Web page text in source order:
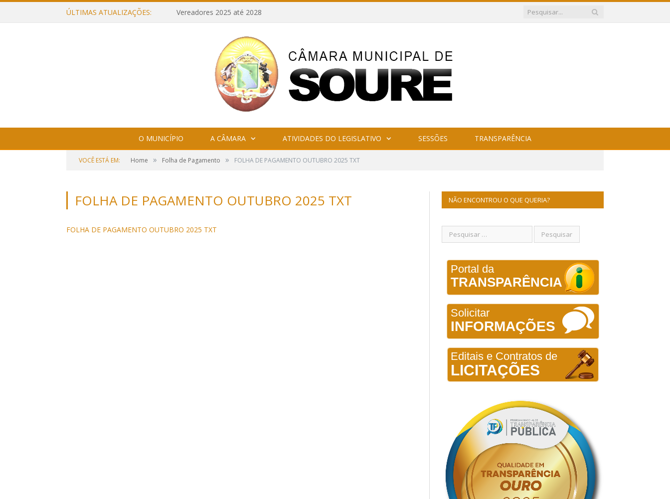
ÚLTIMAS ATUALIZAÇÕES: Vereadores 2025 até 2028
O MUNICÍPIO A CÂMARA ATIVIDADES DO LEGISLATIVO SESSÕES TRANSPARÊNCIA
VOCÊ ESTÁ EM: Home » Folha de Pagamento » FOLHA DE PAGAMENTO OUTUBRO 2025 TXT
FOLHA DE PAGAMENTO OUTUBRO 2025 TXT
FOLHA DE PAGAMENTO OUTUBRO 2025 TXT
NÃO ENCONTROU O QUE QUERIA?
Portal da
TRANSPARÊNCIA
Solicitar
INFORMAÇÕES
Editais e Contratos de
LICITAÇÕES